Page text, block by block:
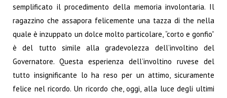
semplificato il procedimento della memoria involontaria. Il
ragazzino che assapora felicemente una tazza di the nella
quale è inzuppato un dolce molto particolare, “corto e gonfio”
è del tutto simile alla gradevolezza dell’involtino del
Governatore. Questa esperienza dell’involtino ruvese del
tutto insignificante lo ha reso per un attimo, sicuramente
felice nel ricordo. Un ricordo che, oggi, alla luce degli ultimi